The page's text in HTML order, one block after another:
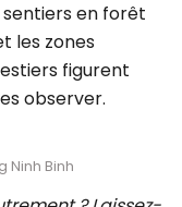
en forêt
les zones
figurent
observer.
Ninh Binh